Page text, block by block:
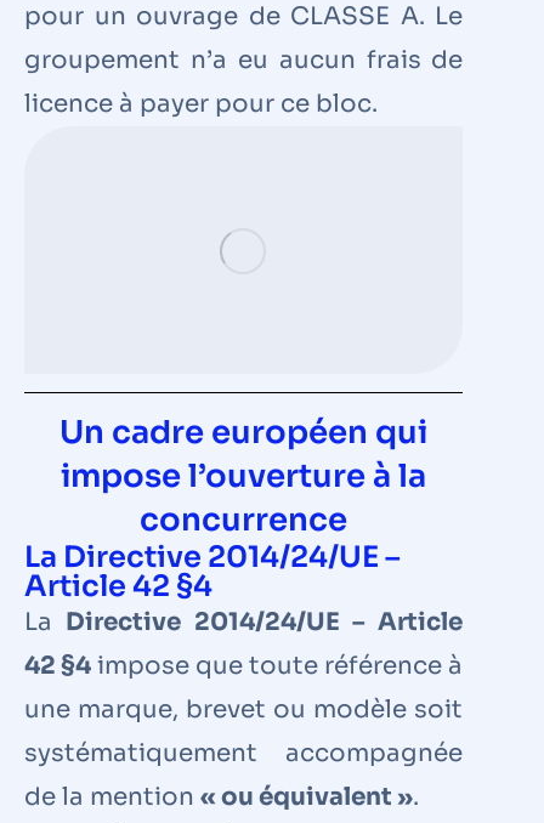
pour un ouvrage de CLASSE A. Le
groupement n’a eu aucun frais de
licence à payer pour ce bloc.
Un cadre européen qui
impose l’ouverture à la
concurrence
La Directive 2014/24/UE –
Article 42 §4
La Directive 2014/24/UE – Article
42 §4 impose que toute référence à
une marque, brevet ou modèle soit
systématiquement accompagnée
de la mention « ou équivalent ».